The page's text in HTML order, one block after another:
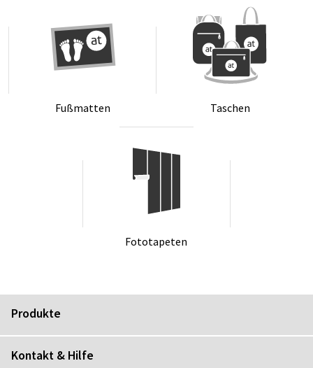
Fu­ß­mat­ten Ta­schen
Fo­to­ta­pe­ten
Produkte
Kontakt & Hilfe